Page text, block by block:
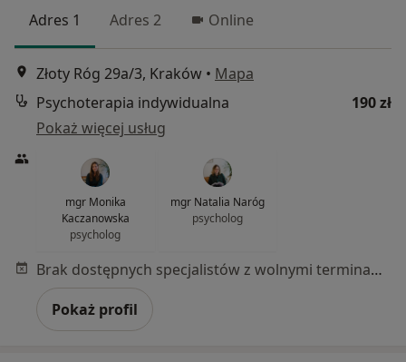
Adres 1 Adres 2 Online
Złoty Róg 29a/3, Kraków • Mapa
Psychoterapia indywidualna
190 zł
Pokaż więcej usług
mgr Monika
Kaczanowska
psycholog
mgr Natalia Naróg
psycholog
Brak dostępnych specjalistów z wolnymi terminami w tym centrum medycznym.
Pokaż profil